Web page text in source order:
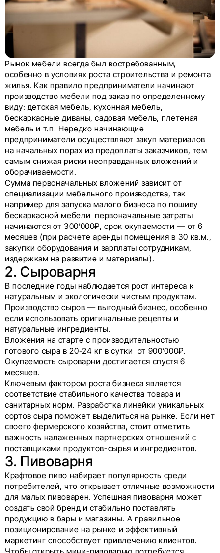
Рынок мебели всегда был востребованным,
особенно в условиях роста строительства и ремонта
жилья. Как правило предприниматели начинают
производство мебели под заказ по определенному
виду: детская мебель, кухонная мебель,
бескаркасные диваны, садовая мебель, плетеная
мебель и т.п. Нередко начинающие
предприниматели осуществляют закуп материалов
на начальных порах из предоплаты заказчиков, тем
самым снижая риски неоправданных вложений и
оборачиваемости.
Сумма первоначальных вложений зависит от
специализации мебельного производства, так
например для запуска малого бизнеса по пошиву
бескаркасной мебели первоначальные затраты
начинаются от 300’000₽, срок окупаемости — от 6
месяцев (при расчете аренды помещения в 30 кв.м.,
закупки оборудования и зарплаты сотрудникам,
издержкам на развитие и материалы).
2. Сыроварня
В последние годы наблюдается рост интереса к
натуральным и экологически чистым продуктам.
Производство сыров — выгодный бизнес, особенно
если использовать оригинальные рецепты и
натуральные ингредиенты.
Вложения на старте с производительностью
готового сыра в 20-24 кг в сутки от 900’000₽.
Окупаемость сыроварни достигается спустя 6
месяцев.
Ключевым фактором роста бизнеса является
соответствие стабильного качества товара и
санитарных норм. Разработка линейки уникальных
сортов сыра поможет выделиться на рынке. Если нет
своего фермерского хозяйства, стоит отметить
важность налаженных партнерских отношений с
поставщиками продуктов-сырья и ингредиентов.
3. Пивоварня
Крафтовое пиво набирает популярность среди
потребителей, что открывает отличные возможности
для малых пивоварен. Успешная пивоварня может
создать свой бренд и стабильно поставлять
продукцию в бары и магазины. А правильное
позиционирование на рынке и эффективный
маркетинг способствует привлечению клиентов.